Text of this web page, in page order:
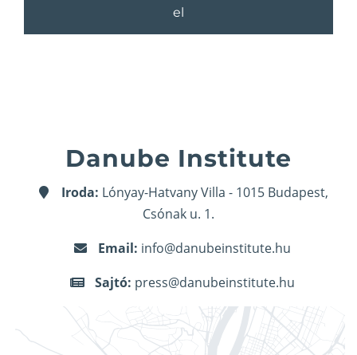
el
Danube Institute
Iroda: Lónyay-Hatvany Villa - 1015 Budapest,
Csónak u. 1.
Email: info@danubeinstitute.hu
Sajtó: press@danubeinstitute.hu